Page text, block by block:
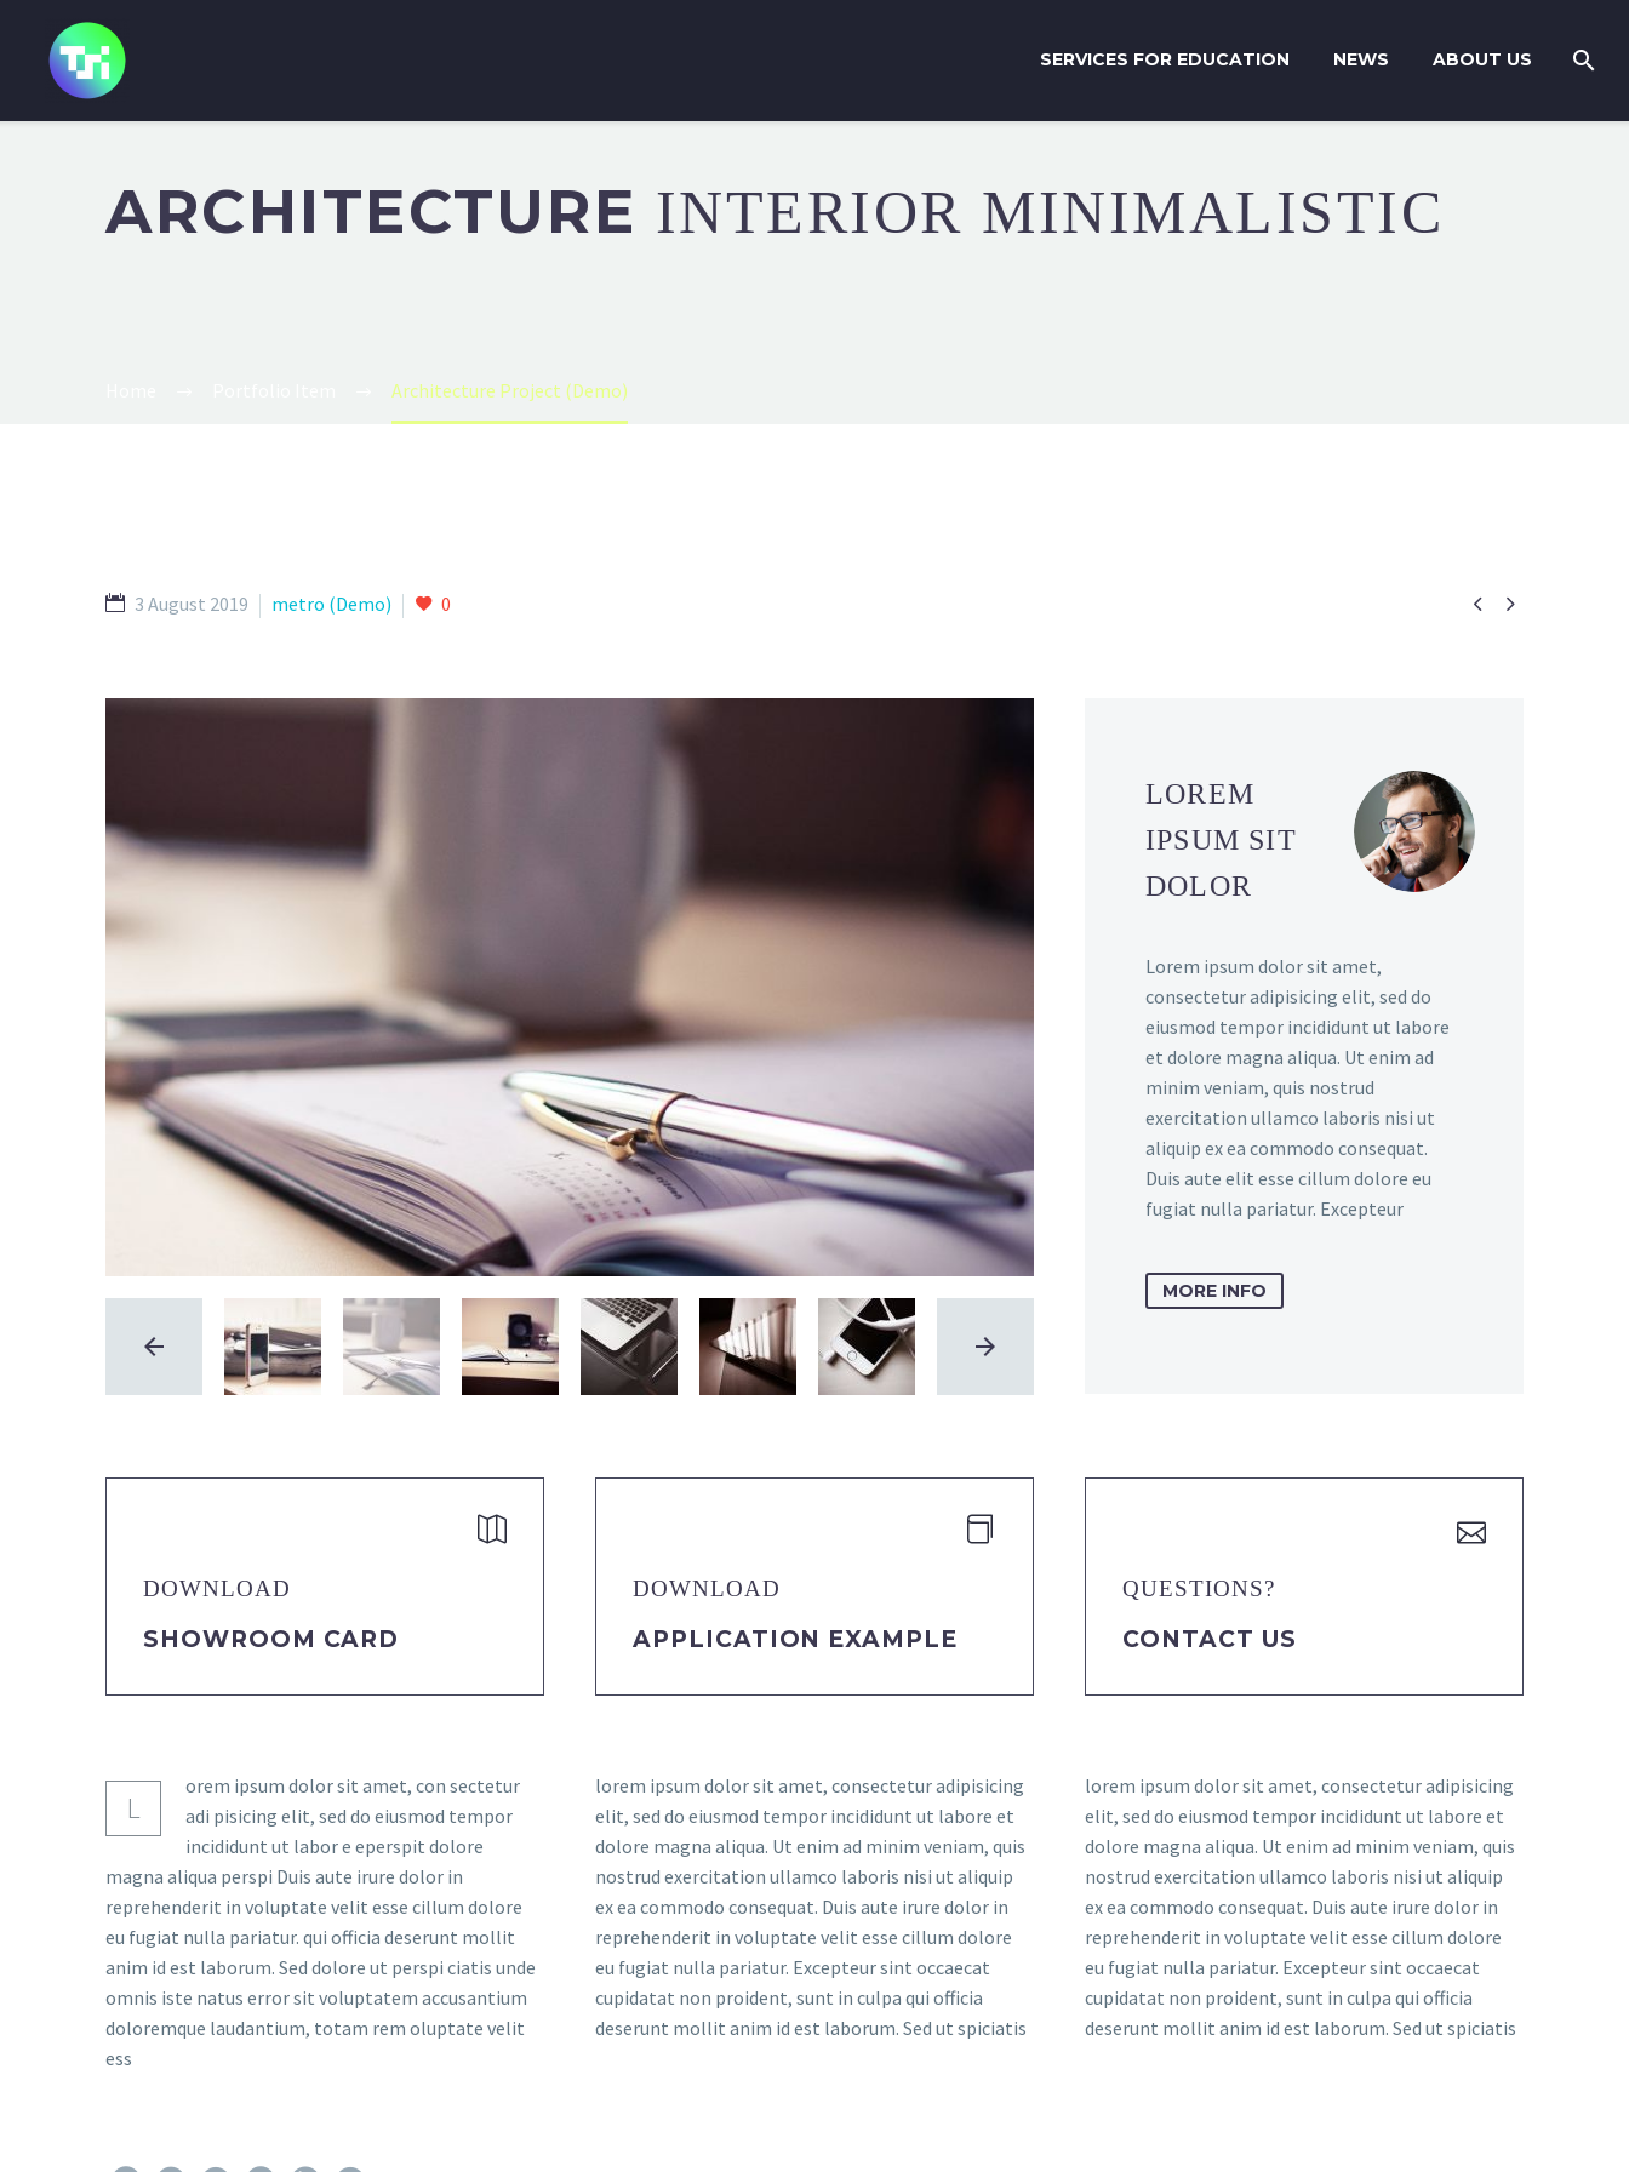
SERVICES FOR EDUCATION NEWS ABOUT US
ARCHITECTURE INTERIOR MINIMALISTIC
Architecture Project (Demo)
 
3 August 2019 metro (Demo) 0
LOREM
IPSUM SIT
DOLOR
Lorem ipsum dolor sit amet,
consectetur adipisicing elit, sed do
eiusmod tempor incididunt ut labore
et dolore magna aliqua. Ut enim ad
minim veniam, quis nostrud
exercitation ullamco laboris nisi ut
aliquip ex ea commodo consequat.
Duis aute elit esse cillum dolore eu
fugiat nulla pariatur. Excepteur
MORE INFO
DOWNLOAD
SHOWROOM CARD
DOWNLOAD
APPLICATION EXAMPLE
QUESTIONS?
CONTACT US
L
orem ipsum dolor sit amet, con sectetur
adi pisicing elit, sed do eiusmod tempor
incididunt ut labor e eperspit dolore
magna aliqua perspi Duis aute irure dolor in
reprehenderit in voluptate velit esse cillum dolore
eu fugiat nulla pariatur. qui officia deserunt mollit
anim id est laborum. Sed dolore ut perspi ciatis unde
omnis iste natus error sit voluptatem accusantium
doloremque laudantium, totam rem oluptate velit
ess
lorem ipsum dolor sit amet, consectetur adipisicing
elit, sed do eiusmod tempor incididunt ut labore et
dolore magna aliqua. Ut enim ad minim veniam, quis
nostrud exercitation ullamco laboris nisi ut aliquip
ex ea commodo consequat. Duis aute irure dolor in
reprehenderit in voluptate velit esse cillum dolore
eu fugiat nulla pariatur. Excepteur sint occaecat
cupidatat non proident, sunt in culpa qui officia
deserunt mollit anim id est laborum. Sed ut spiciatis
lorem ipsum dolor sit amet, consectetur adipisicing
elit, sed do eiusmod tempor incididunt ut labore et
dolore magna aliqua. Ut enim ad minim veniam, quis
nostrud exercitation ullamco laboris nisi ut aliquip
ex ea commodo consequat. Duis aute irure dolor in
reprehenderit in voluptate velit esse cillum dolore
eu fugiat nulla pariatur. Excepteur sint occaecat
cupidatat non proident, sunt in culpa qui officia
deserunt mollit anim id est laborum. Sed ut spiciatis